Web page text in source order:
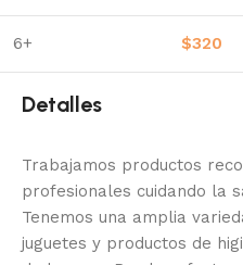
6+ $320
Detalles
Trabajamos productos
profesionales cuidando la
Tenemos una amplia
juguetes y productos de